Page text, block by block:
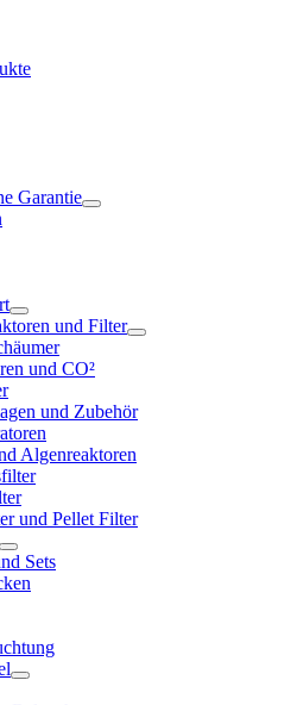
Garantie
und Filter
und CO²
und Zubehör
Algenreaktoren
und Pellet Filter
Sets